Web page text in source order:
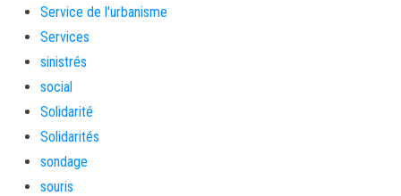
Service de l'urbanisme
Services
sinistrés
social
Solidarité
Solidarités
sondage
souris